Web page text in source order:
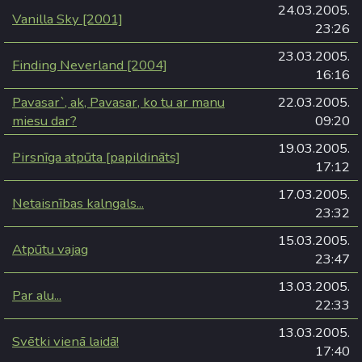
Vanilla Sky [2001]
24.03.2005.
23:26
Finding Neverland [2004]
23.03.2005.
16:16
Pavasar`, ak, Pavasar, ko tu ar manu
miesu dar?
22.03.2005.
09:20
Pirsnīga atpūta [papildināts]
19.03.2005.
17:12
Netaisnības kalngals...
17.03.2005.
23:32
Atpūtu vajag
15.03.2005.
23:47
Par alu...
13.03.2005.
22:33
Svētki vienā laidā!
13.03.2005.
17:40